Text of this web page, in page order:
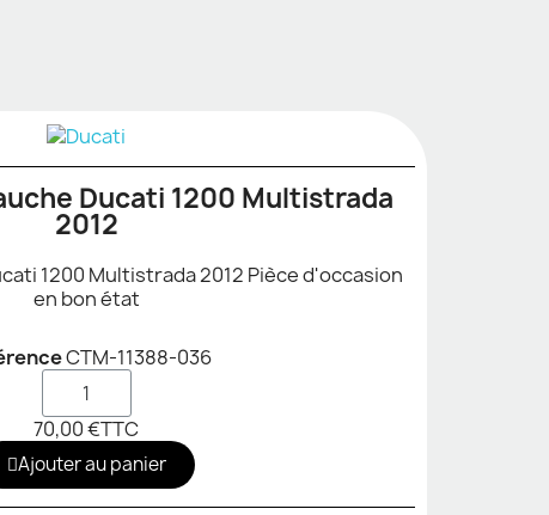
Ducati 1200 Multistrada
2012
1200 Multistrada 2012 Pièce d'occasion
en bon état
CTM-11388-036
70,00 €TTC
Ajouter au panier